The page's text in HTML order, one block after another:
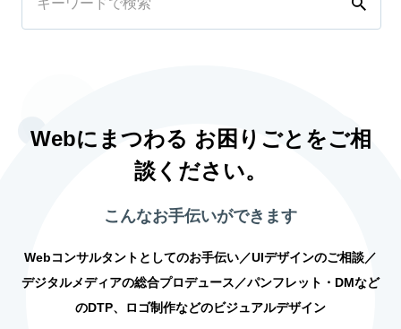
Webにまつわる お困りごとをご相
談ください。
こんなお手伝いができます
Webコンサルタントとしてのお手伝い／UIデザインのご相談／
デジタルメディアの総合プロデュース／パンフレット・DMなど
のDTP、ロゴ制作などのビジュアルデザイン